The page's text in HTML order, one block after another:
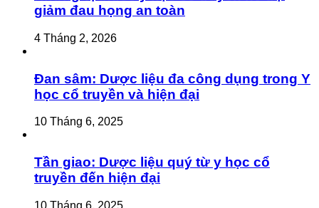
giảm đau họng an toàn
4 Tháng 2, 2026
Đan sâm: Dược liệu đa công dụng trong Y
học cổ truyền và hiện đại
10 Tháng 6, 2025
Tần giao: Dược liệu quý từ y học cổ
truyền đến hiện đại
10 Tháng 6, 2025